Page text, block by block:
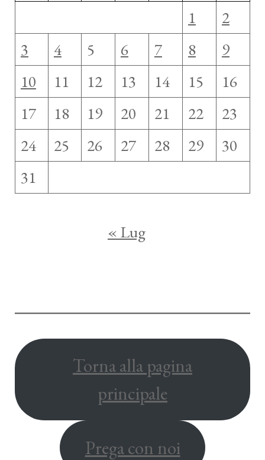
1
2
3
4 5 6 7 8
9
10
11 12 13 14 15
16
17
18 19 20 21 22
23
24
25 26 27 28 29
30
31
« Lug
Torna alla pagina
principale
Prega con noi